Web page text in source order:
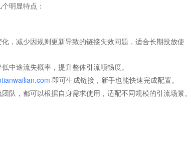
明显特点：
，减少因规则更新导致的链接失效问题，适合长期投放使
中途流失概率，提升整体引流顺畅度。
即可生成链接，新手也能快速完成配置。
队，都可以根据自身需求使用，适配不同规模的引流场景。